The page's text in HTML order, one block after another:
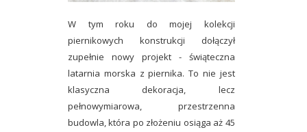
W tym roku do mojej kolekcji
piernikowych konstrukcji dołączył
zupełnie nowy projekt - świąteczna
latarnia morska z piernika. To nie jest
klasyczna dekoracja, lecz
pełnowymiarowa, przestrzenna
budowla, która po złożeniu osiąga aż 45